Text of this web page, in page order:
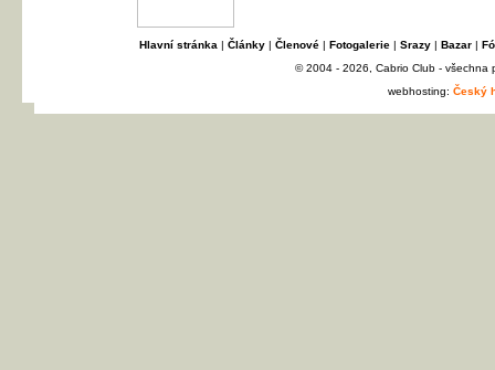
Hlavní stránka | Články| Členové| Fotogalerie| Srazy| Bazar|
© 2004 - 2026, Cabrio Club - všechna
webhosting: Český